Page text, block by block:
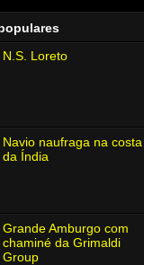
N.S. Loreto
Navio naufraga na costa
da Índia
Grande Amburgo com
chaminé da Grimaldi
Group